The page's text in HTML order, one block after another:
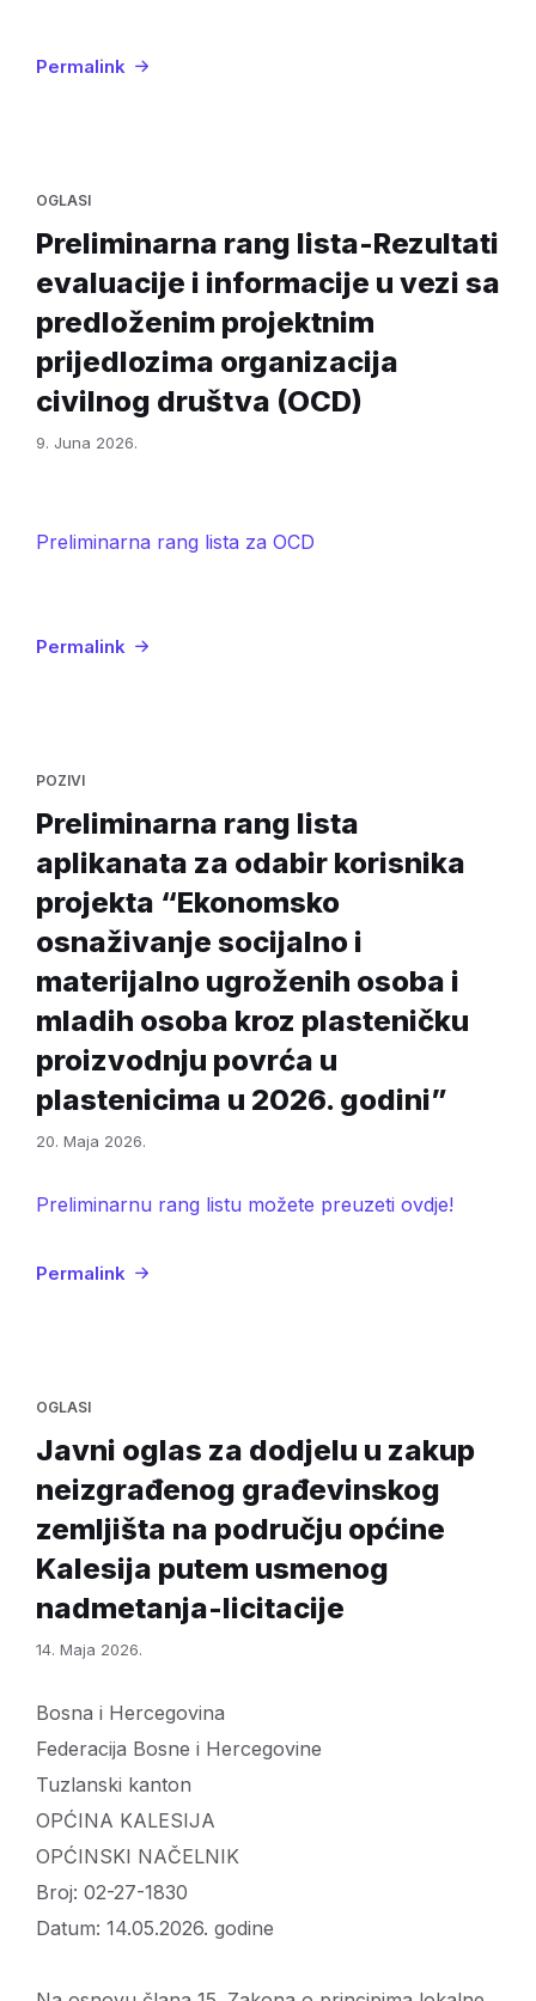
Permalink
OGLASI
Preliminarna rang lista-Rezultati
evaluacije i informacije u vezi sa
predloženim projektnim
prijedlozima organizacija
civilnog društva (OCD)
9. Juna 2026.
Preliminarna rang lista za OCD
Permalink
POZIVI
Preliminarna rang lista
aplikanata za odabir korisnika
projekta “Ekonomsko
osnaživanje socijalno i
materijalno ugroženih osoba i
mladih osoba kroz plasteničku
proizvodnju povrća u
plastenicima u 2026. godini”
20. Maja 2026.
Preliminarnu rang listu možete preuzeti ovdje!
Permalink
OGLASI
Javni oglas za dodjelu u zakup
neizgrađenog građevinskog
zemljišta na području općine
Kalesija putem usmenog
nadmetanja-licitacije
14. Maja 2026.
Bosna i Hercegovina
Federacija Bosne i Hercegovine
Tuzlanski kanton
OPĆINA KALESIJA
OPĆINSKI NAČELNIK
Broj: 02-27-1830
Datum: 14.05.2026. godine